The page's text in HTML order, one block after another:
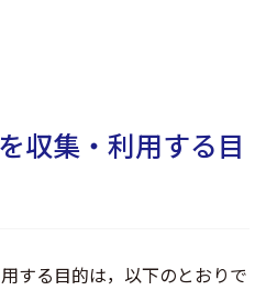
収集・利用する目
する目的は，以下のとおりで